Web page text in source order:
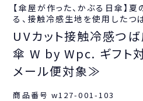
【傘屋が作った、かぶる日傘】
る、接触冷感生地を使用したつば
UVカット接触冷感つ
傘 W by Wpc. ギフト
メール便対象≫
商品番号 w127-001-103